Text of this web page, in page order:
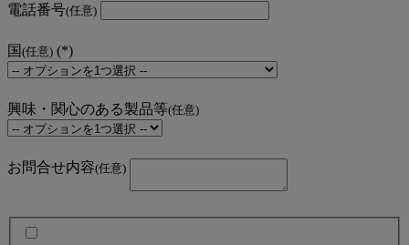
電話番号(任意)
国 (任意)
興味・関心のある製品等(任意)
お問合せ内容(任意)